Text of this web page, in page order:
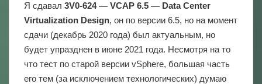
Я сдавал 3V0-624 — VCAP 6.5 — DataCenter
Virtualization Design, он по версии 6.5, но на момент
сдачи (декабрь 2020 года) был актуальным, но
будет упразднен в июне 2021 года. Несмотря на то
что тест по старой версии vSphere, большая часть
его тем (за исключением технологических) думаю